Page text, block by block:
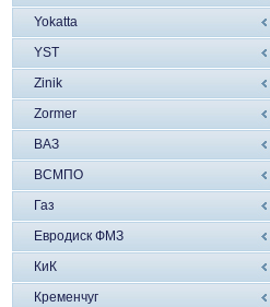
Yokatta
YST
Zinik
Zormer
ВАЗ
ВСМПО
Газ
Евродиск ФМЗ
КиК
Кременчуг